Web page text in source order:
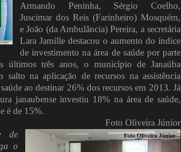
Armando Peninha, Sérgio Coelho,
Juscimar dos Reis (Farinheiro) Mosquém,
e João (da Ambulância) Pereira, a secretária
Lara Jamille destacou o aumento do índice
de investimento na área de saúde por parte
últimos três anos, o município de Janaúba
na aplicação de recursos na assistência
ao destinar 26% dos recursos em 2013. Já
janaubense investiu 18% na área de saúde,
é de 15%.
Foto Oliveira Júnior
de
o